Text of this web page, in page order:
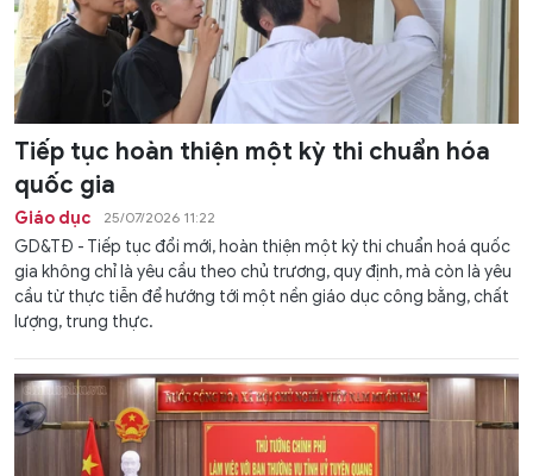
Tiếp tục hoàn thiện một kỳ thi chuẩn hóa
quốc gia
Giáo dục 25/07/2026 11:22
GD&TĐ - Tiếp tục đổi mới, hoàn thiện một kỳ thi chuẩn hoá quốc
gia không chỉ là yêu cầu theo chủ trương, quy định, mà còn là yêu
cầu từ thực tiễn để hướng tới một nền giáo dục công bằng, chất
lượng, trung thực.